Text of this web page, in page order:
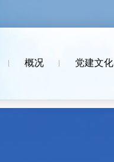
概况 党建文化